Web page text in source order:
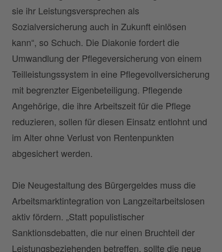
sie ihr Leistungsversprechen als
Sozialversicherung auch in Zukunft einlösen
kann“, so Schuch. Die Diakonie fordert die
Umwandlung der Pflegeversicherung von einem
Teilleistungssystem in eine Pflegevollversicherung
mit begrenzter Eigenbeteiligung. Pflegende
Angehörige, die ihre Arbeitszeit für die Pflege
reduzieren, sollen für diesen Einsatz entlohnt und
im Alter ohne Verlust von Rentenpunkten
abgesichert werden.
Die Neugestaltung des Bürgergeldes muss die
Arbeitsmarktintegration von Langzeitarbeitslosen
aktiv fördern. „Statt populistischer
Sanktionsdebatten, die nur einen Bruchteil der
Leistungsbeziehenden betreffen, sollte die neue